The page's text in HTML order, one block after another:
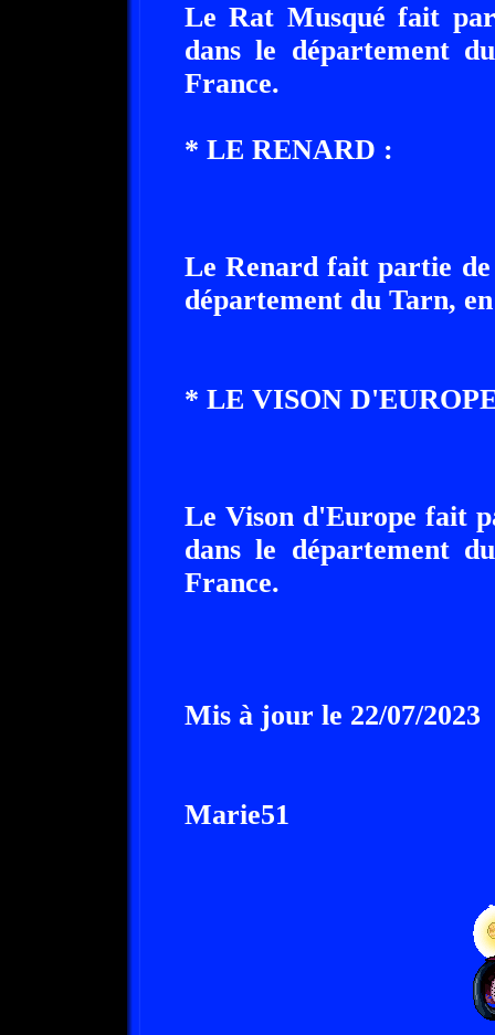
Le Rat Musqué fait
dans le département
France.
* LE RENARD :
Le Renard fait partie de
département du Tarn,
* LE VISON
Le Vison d'Europe fait
dans le département
France.
Mis à jour le 22/07/2023
Marie51